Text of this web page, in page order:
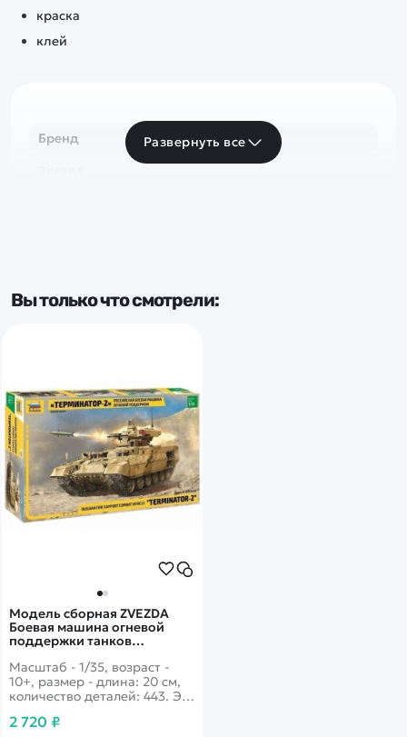
краска
клей
Бренд
Развернуть все
Вы только что смотрели:
Модель сборная ZVEZDA
Боевая машина огневой
поддержки танков
Масштаб - 1/35, возраст -
10+, размер - длина: 20 см,
количество деталей: 443. Эта
является улучшенной
2 720 ₽